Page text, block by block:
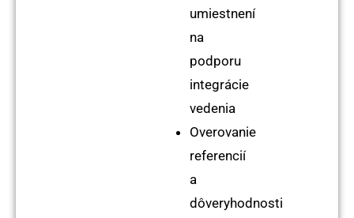
umiestnení
na
podporu
integrácie
vedenia
Overovanie
referencií
a
dôveryhodnosti